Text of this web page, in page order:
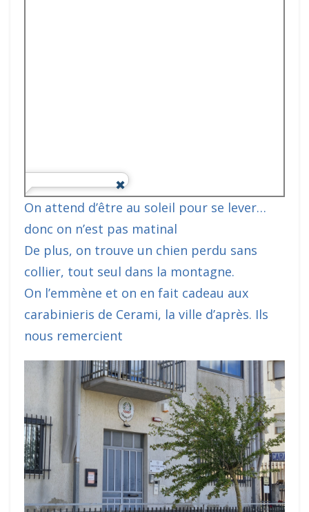
On attend d’être au soleil pour se lever…
donc on n’est pas matinal
De plus, on trouve un chien perdu sans
collier, tout seul dans la montagne.
On l’emmène et on en fait cadeau aux
carabinieris de Cerami, la ville d’après. Ils
nous remercient